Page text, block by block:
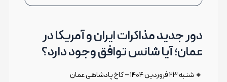
دور جدید مذاکرات ایران و آمریکا در
عمان؛ آیا شانس توافق وجود دارد؟
🔸 شنبه ۲۳ فروردین ۱۴۰۴ – کاخ پادشاهی عمان